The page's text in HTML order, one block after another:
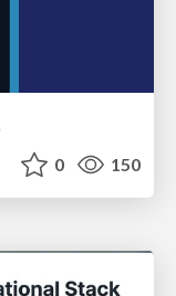
0 150